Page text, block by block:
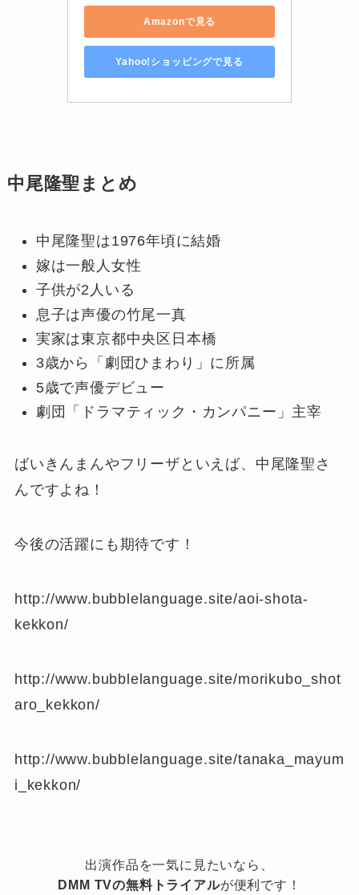
Amazonで見る
Yahoo!ショッピングで見る
中尾隆聖まとめ
中尾隆聖は1976年頃に結婚
嫁は一般人女性
子供が2人いる
息子は声優の竹尾一真
実家は東京都中央区日本橋
3歳から「劇団ひまわり」に所属
5歳で声優デビュー
劇団「ドラマティック・カンパニー」主宰
ばいきんまんやフリーザといえば、中尾隆聖さ
んですよね！
今後の活躍にも期待です！
http://www.bubblelanguage.site/aoi-shota-
kekkon/
http://www.bubblelanguage.site/morikubo_shot
aro_kekkon/
http://www.bubblelanguage.site/tanaka_mayum
i_kekkon/
出演作品を一気に見たいなら、
DMM TVの無料トライアルが便利です！